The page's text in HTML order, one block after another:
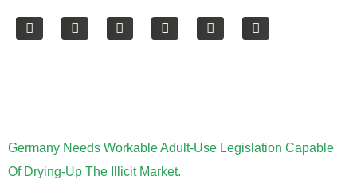
Germany Needs Workable Adult-Use Legislation Capable
Of Drying-Up The Illicit Market.